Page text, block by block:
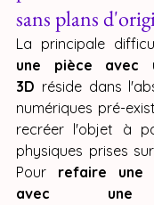
sans plans
La principale
une pièce avec
3D réside dans
numériques pré-
recréer l'objet à
physiques prises
Pour refaire une
avec une